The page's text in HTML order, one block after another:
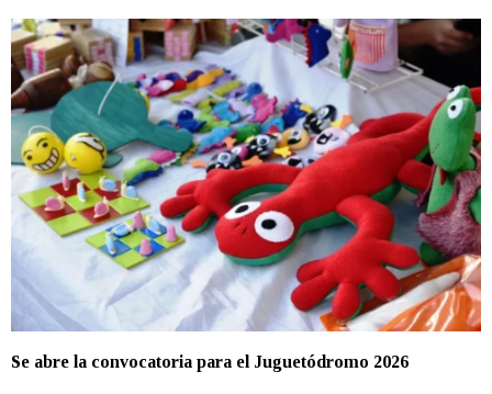
Se abre la convocatoria para el Juguetódromo 2026